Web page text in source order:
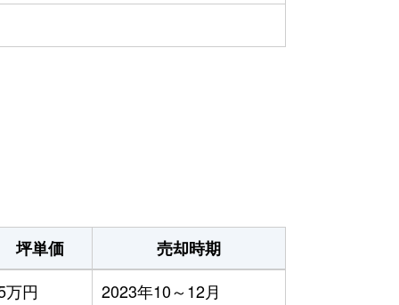
坪単価
売却時期
万円
2023年10～12月